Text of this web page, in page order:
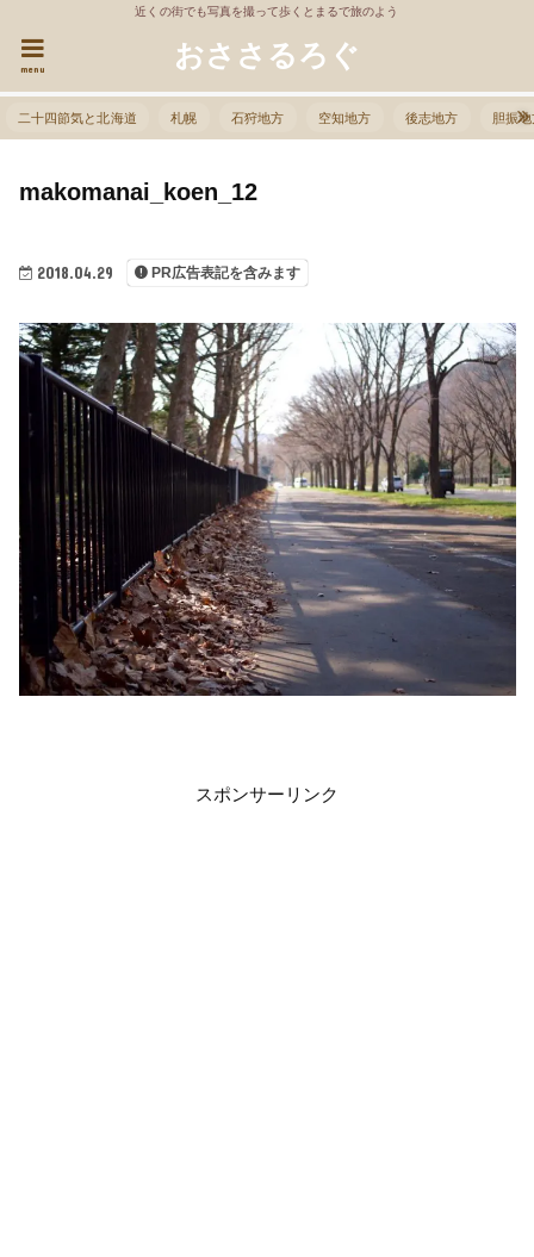
近くの街でも写真を撮って歩くとまるで旅のよう
おささるろぐ
menu
二十四節気と北海道 札幌 石狩地方 空知地方 後志地方 胆振
2018.04.29 PR広告表記を含みます
makomanai_koen_12
スポンサーリンク